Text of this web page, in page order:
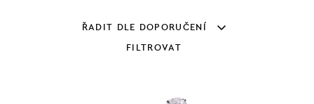
ŘADIT DLE DOPORUČENÍ
FILTROVAT